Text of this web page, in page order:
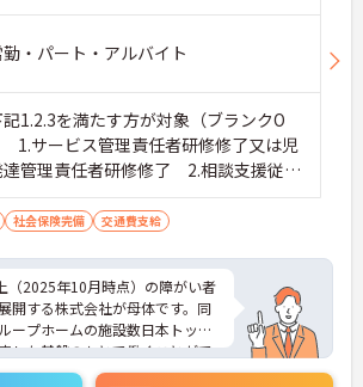
日確保されているため、無理
アを築いていただけます。
リー設計かつ最新設備を備えて
れた美しい環境です。ハード面
も「献立の事前決定・レシピ完
担が大幅に軽減されています。
はもちろん、働くスタッフにと
少なく、高いモチベーションを
きます。
・パート・アルバイト
1.2.3を満たす方が対象（ブランクO
1.サービス管理責任者研修修了又は児
達管理責任者研修修了 2.相談支援従事
者研修修了又は相談支援従事者実務
修了 3.普通自動車運転免許(AT限定
社会保険完備 交通費支給
（2025年10月時点）の障がい者
開する株式会社が母体です。同
ープホームの施設数日本トップ
した基盤のもとで働くことがで
勤務時間は調整可能、平日のみ